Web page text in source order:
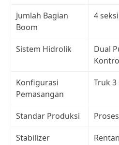
Jumlah Bagian
Boom
4 seksi
Sistem Hidrolik
Dual
Konfigurasi
Pemasangan
Truk 3
Standar Produksi
Stabilizer